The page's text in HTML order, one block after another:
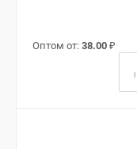
Оптом от: 38.00 ₽